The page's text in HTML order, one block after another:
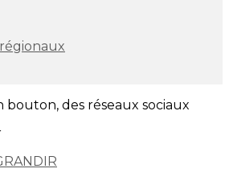
des réseaux sociaux